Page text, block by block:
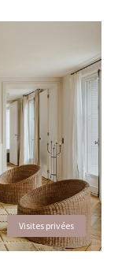
Visites privées